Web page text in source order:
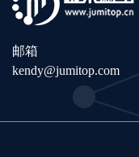
邮箱
kendy@jumitop.com